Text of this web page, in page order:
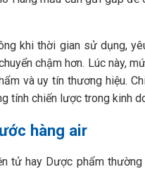
khi thời gian sử dụng,
chậm hơn. Lúc này,
và uy tín thương hiệu.
tính chiến lược trong kinh
hàng air
tử hay Dược phẩm thường